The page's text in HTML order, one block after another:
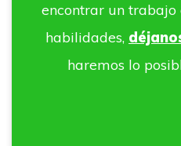
encontrar un trabajo
habilidades,
haremos lo